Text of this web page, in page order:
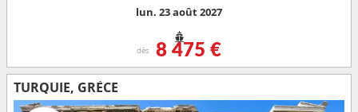
lun. 23 août 2027
dès 8 475 €
TURQUIE, GRÈCE